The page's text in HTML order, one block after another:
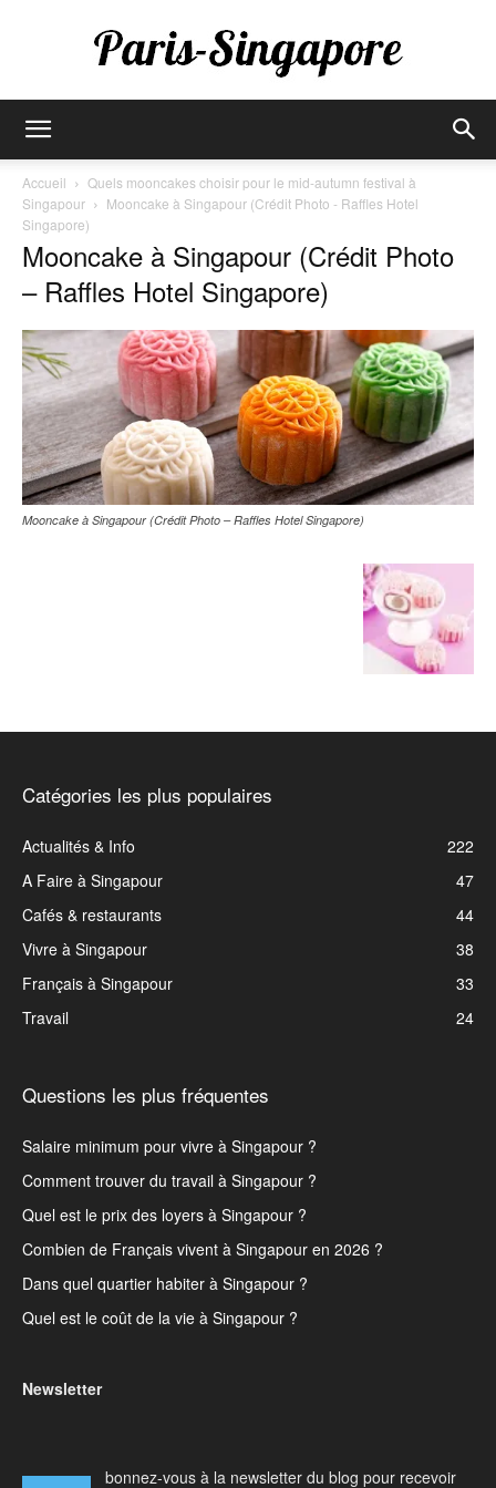
Accueil
Quels mooncakes choisir pour le mid-autumn festival à
Singapour
Mooncake à Singapour (Crédit Photo - Raffles Hotel
Singapore)
Mooncake à Singapour (Crédit Photo
– Raffles Hotel Singapore)
Mooncake à Singapour (Crédit Photo – Raffles Hotel Singapore)
Catégories les plus populaires
Actualités & Info
222
A Faire à Singapour
47
Cafés & restaurants
44
Vivre à Singapour
38
Français à Singapour
33
Travail
24
Questions les plus fréquentes
Salaire minimum pour vivre à Singapour ?
Comment trouver du travail à Singapour ?
Quel est le prix des loyers à Singapour ?
Combien de Français vivent à Singapour en 2026 ?
Dans quel quartier habiter à Singapour ?
Quel est le coût de la vie à Singapour ?
Newsletter
bonnez-vous à la newsletter du blog pour recevoir